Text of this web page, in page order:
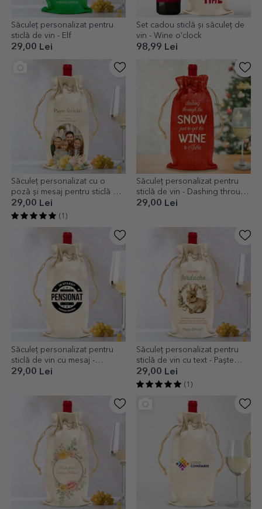
Săculeț personalizat pentru
sticlă de vin - Elf
29,00 Lei
Set cadou sticlă și săculeț de
vin - Wine o'clock
98,99 Lei
Săculeț personalizat cu o
poză și mesaj pentru sticlă de
vin - Iepuraș de Paște
29,00 Lei
(1)
Săculeț personalizat pentru
sticlă de vin - Dashing through
the snow
29,00 Lei
Săculeț personalizat pentru
sticlă de vin cu mesaj -
Pensionare
29,00 Lei
Săculeț personalizat pentru
sticlă de vin cu text - Paște
Fericit!
29,00 Lei
(1)